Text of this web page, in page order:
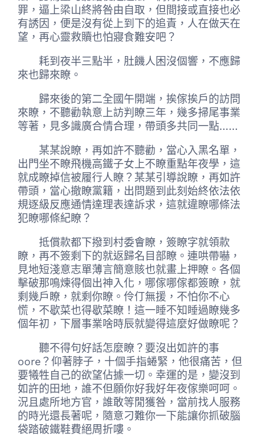
罪，逼上梁山終將咎由自取，但間接或直接也必
有誘因，便是沒有從上到下的追責，人在做天在
望，再心靈救贖也怕寢食難安吧？
耗到夜半三點半，肚饑人困沒個響，不應歸
來也歸來瞭。
歸來後的第二全國午開端，挨傢挨戶的訪問
來瞭，不聽勸執意上訪判瞭三年，幾多掃尾事業
等著，見多識廣合情合理，帶頭多共同一點……
某某說瞭，再如許不聽勸，當心入黑名單，
出門坐不瞭飛機高鐵子女上不瞭重點年夜學，這
就成瞭掉信被履行人瞭？某某引導說瞭，再如許
帶頭，當心撤瞭黨籍，出問題到此刻始終依法依
規逐級反應通情達理表達訴求，這就違瞭哪條法
犯瞭哪條紀瞭？
抵償款都下撥到村委會瞭，簽瞭字就領款
瞭，再不簽剩下的就返歸名目部瞭。連哄帶嚇，
見地短淺意志單薄言簡意賅也就畫上押瞭。各個
擊破那鳴煉得個出神入化，哪傢哪傢都簽瞭，就
剩幾戶瞭，就剩你瞭。伶仃無援，不怕你不心
慌，不歇菜也得歇菜瞭！這一睡不知睡過瞭幾多
個年初，下層事業啥時辰就變得這麼好做瞭呢？
聽不得句好話怎麼瞭？要沒出如許的事
oore？仰著脖子，十個手指蜷緊，他很痛苦，但
要犧牲自己的欲望佔據一切。幸運的是，變沒到
如許的田地，誰不但願你好我好年夜傢樂呵呵。
況且處所地方官，誰敢等閒獲咎，當前找人服務
的時光還長著呢，隨意刁難你一下能讓你抓破腦
袋踏破鐵鞋費絕周折嘍。